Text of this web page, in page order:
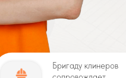
Бригаду клинеров